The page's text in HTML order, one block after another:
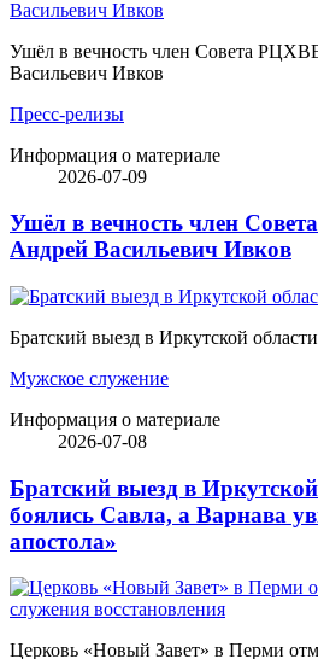
Ушёл в вечность член Совета
Васильевич Ивков
Пресс-релизы
Информация о материале
2026-07-09
Ушёл в вечность член
Андрей Васильевич Ивков
Братский выезд в Иркутской области
Мужское служение
Информация о материале
2026-07-08
Братский выезд в
боялись Савла, а Варнава
апостола»
Церковь «Новый Завет» в Перми